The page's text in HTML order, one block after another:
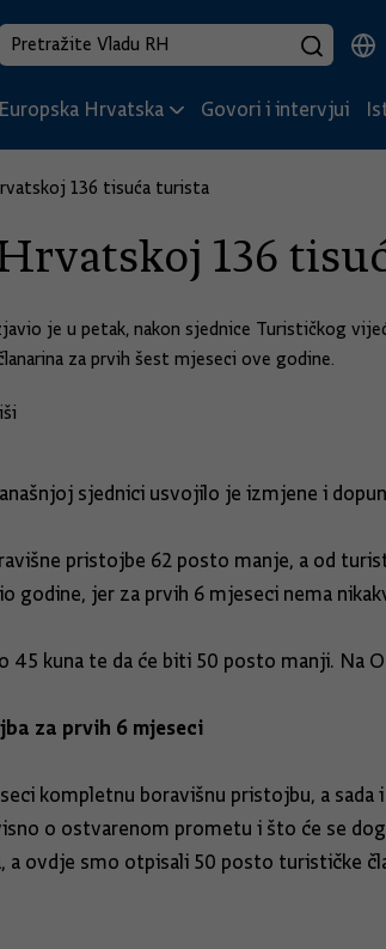
Europska Hrvatska Govori i intervjui
136 tisuća turista
136
je u petak, nakon sjednice Turističkog
za prvih šest mjeseci ove godine.
sjednici usvojilo je izmjene i
pristojbe 62 posto manje, a od
godine, jer za prvih 6 mjeseci nema
45 kuna te da će biti 50 posto manji. Na
za prvih 6 mjeseci
kompletnu boravišnu pristojbu, a
o ostvarenom prometu i što će se
a ovdje smo otpisali 50 posto turističke